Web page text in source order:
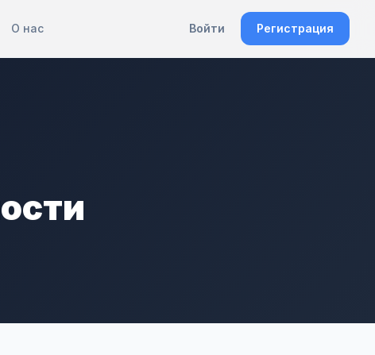
О нас Войти Регистрация